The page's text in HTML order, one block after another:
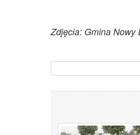
Zdjęcia: Gmina Nowy